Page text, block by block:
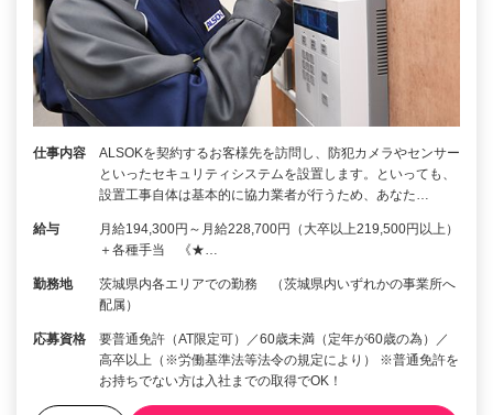
仕事内容
ALSOKを契約するお客様先を訪問し、防犯カメラやセンサー
といったセキュリティシステムを設置します。といっても、
設置工事自体は基本的に協力業者が行うため、あなた…
給与
月給194,300円～月給228,700円（大卒以上219,500円以上）
＋各種手当 《★…
勤務地
茨城県内各エリアでの勤務 （茨城県内いずれかの事業所へ
配属）
応募資格
要普通免許（AT限定可）／60歳未満（定年が60歳の為）／
高卒以上（※労働基準法等法令の規定により） ※普通免許を
お持ちでない方は入社までの取得でOK！